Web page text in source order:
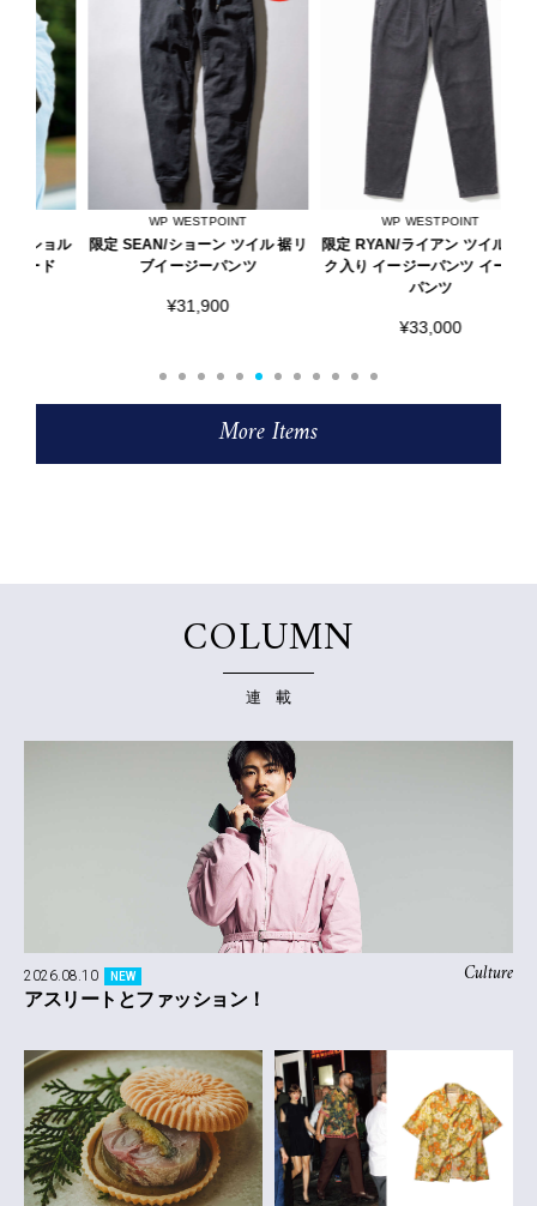
WP WESTPOINT
限定 SEAN/ショーン ツイル 裾リ
ブイージーパンツ
¥31,900
WP WESTPOINT
限定 RYAN/ライアン ツイル タッ
ク入り イージーパンツ イージー
¥33,000
More Items
COLUMN
連 載
Culture
2026.08.10 NEW
アスリートとファッション！